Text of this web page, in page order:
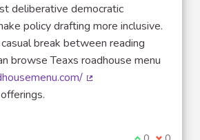
deliberative democratic
policy drafting more inclusive.
break between reading
browse Teaxs roadhouse menu